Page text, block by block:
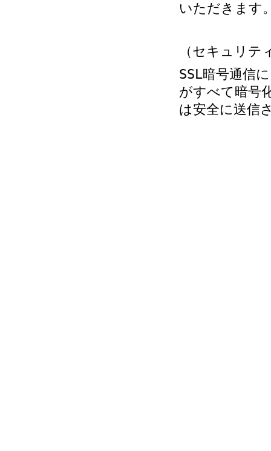
いただきます
（セキュリテ
SSL暗号通信
がすべて暗号
は安全に送信